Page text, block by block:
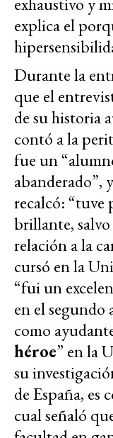
explica el
Durante la
que el
de su historia
contó a la
fue un
abanderado”,
recalcó:
brillante,
relación a la
cursó en la
“fui un
en el segundo
como
héroe” en la
su
de España, es
cual señaló